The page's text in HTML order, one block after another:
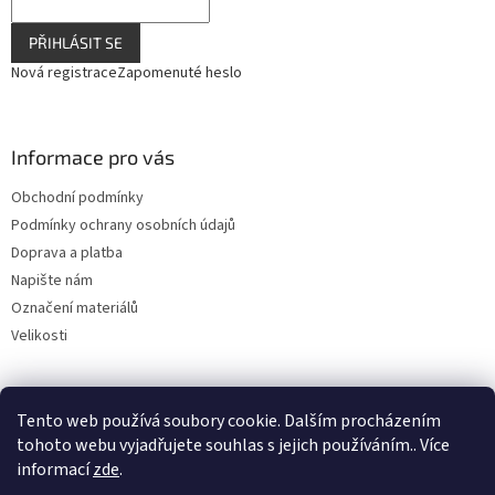
Tento web používá soubory cookie. Dalším procházením
tohoto webu vyjadřujete souhlas s jejich používáním.. Více
informacízde.
PŘIHLÁSIT SE
Nová registraceZapomenuté heslo
Informace pro vás
Obchodní podmínky
Podmínky ochrany osobních údajů
Doprava a platba
Napište nám
Označení materiálů
Velikosti